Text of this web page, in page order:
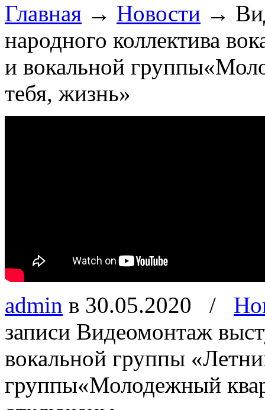
Главная → Новости →
народного коллектива
и вокальной
тебя, жизнь»
admin в 30.05.2020 /
записи Видеомонтаж
вокальной группы
группы«Молодежный